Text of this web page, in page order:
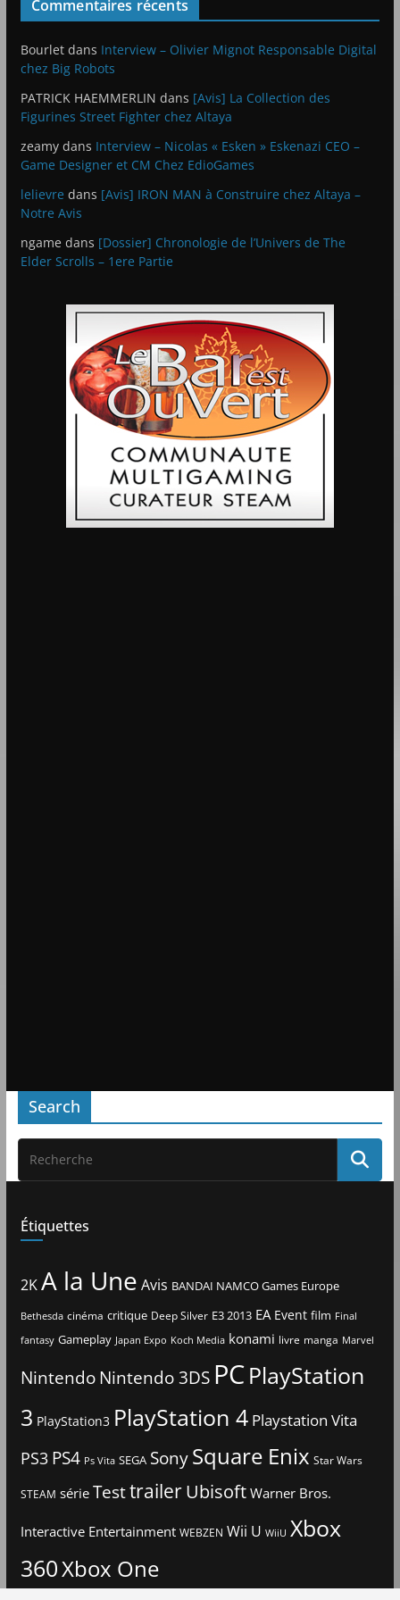
Commentaires récents
Bourletdans Interview – Olivier Mignot Responsable Digital
chez Big Robots
PATRICK HAEMMERLIN dans [Avis] La Collection des
Figurines Street Fighter chez Altaya
zeamydans Interview – Nicolas « Esken » Eskenazi CEO –
Game Designer et CM Chez EdioGames
lelievre dans [Avis] IRON MAN à Construire chez Altaya –
Notre Avis
ngame dans [Dossier] Chronologie de l’Univers de The
Elder Scrolls – 1ere Partie
Search
Étiquettes
2KA la Une Avis BANDAI NAMCO Games Europe
Bethesda cinéma critique Deep Silver E3 2013 EA Event film Final
fantasy Gameplay Japan Expo Koch Media konami livre manga Marvel
Nintendo Nintendo 3DS PCPlayStation
3 PlayStation3 PlayStation 4 Playstation Vita
PS3 PS4 Ps Vita SEGA Sony Square Enix Star Wars
STEAM série TesttrailerUbisoftWarner Bros.
Interactive Entertainment WEBZEN Wii U WiiU Xbox
360Xbox One